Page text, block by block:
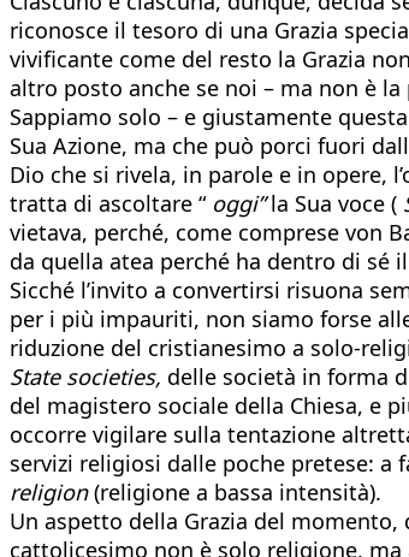
riconosce il tesoro di una Grazia
vivificante come del resto la Grazia
altro posto anche se noi – ma non è
Sappiamo solo – e giustamente
Sua Azione, ma che può porci fuori
Dio che si rivela, in parole e in opere,
tratta di ascoltare “ oggi”la Sua voce (
vietava, perché, come comprese von
da quella atea perché ha dentro di sé
Sicché l’invito a convertirsi risuona
per i più impauriti, non siamo forse
riduzione del cristianesimo a solo-
State societies, delle società in forma
del magistero sociale della Chiesa, e
occorre vigilare sulla tentazione
servizi religiosi dalle poche pretese: a
religion(religione a bassa intensità).
Un aspetto della Grazia del
cattolicesimo non è solo religione,